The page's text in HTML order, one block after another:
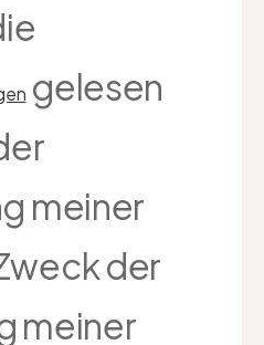
gelesen
meiner
der
meiner